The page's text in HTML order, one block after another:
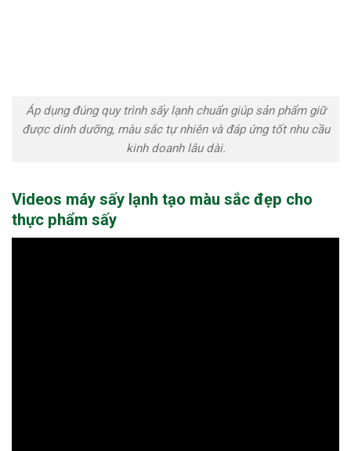
Áp dụng đúng quy trình sấy lạnh chuẩn giúp sản phẩm giữ
được dinh dưỡng, màu sắc tự nhiên và đáp ứng tốt nhu cầu
kinh doanh lâu dài.
Videos máy sấy lạnh tạo màu sắc đẹp cho
thực phẩm sấy